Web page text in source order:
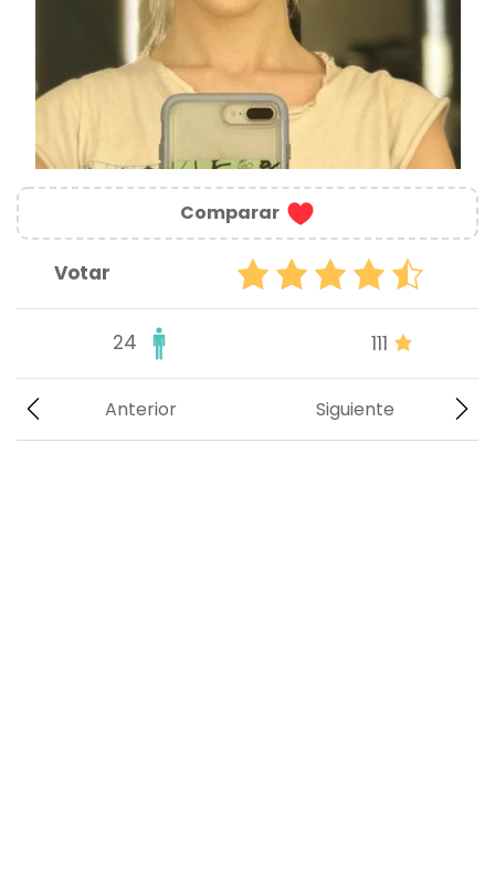
Comparar
Votar
24 111
Siguiente
Anterior